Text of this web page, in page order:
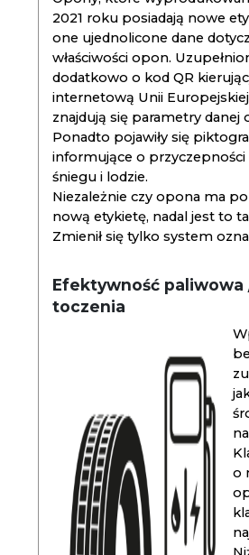
2021 roku posiadają nowe
one ujednolicone dane
właściwości opon.
dodatkowo o kod QR
internetową Unii
znajdują się parametry danej
Ponadto pojawiły się
informujące o
śniegu i lodzie.
Niezależnie czy opona ma
nową etykietę, nadal jest to
Zmienił się tylko system
Efektywność paliwowa
toczenia
o